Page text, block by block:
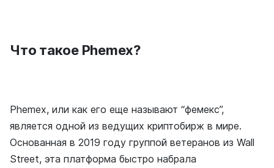
Что такое Phemex?
Phemex, или как его еще называют “фемекс”,
является одной из ведущих криптобирж в мире.
Основанная в 2019 году группой ветеранов из Wall
Street, эта платформа быстро набрала